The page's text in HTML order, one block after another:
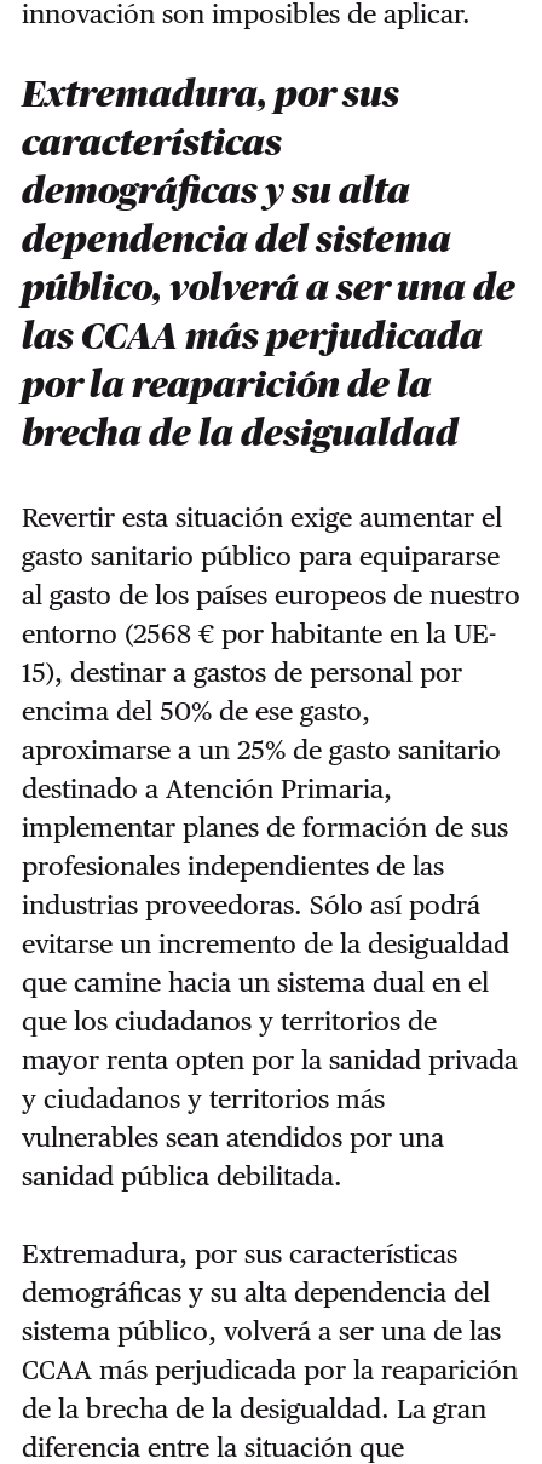
innovación son imposibles de aplicar.
Extremadura, por sus
características
demográficas y su alta
dependencia del sistema
público, volverá a ser una de
las CCAA más perjudicada
por la reaparición de la
brecha de la desigualdad
Revertir esta situación exige aumentar el
gasto sanitario público para equipararse
al gasto de los países europeos de nuestro
entorno (2568 € por habitante en la UE-
15), destinar a gastos de personal por
encima del 50% de ese gasto,
aproximarse a un 25% de gasto sanitario
destinado a Atención Primaria,
implementar planes de formación de sus
profesionales independientes de las
industrias proveedoras. Sólo así podrá
evitarse un incremento de la desigualdad
que camine hacia un sistema dual en el
que los ciudadanos y territorios de
mayor renta opten por la sanidad privada
y ciudadanos y territorios más
vulnerables sean atendidos por una
sanidad pública debilitada.
Extremadura, por sus características
demográficas y su alta dependencia del
sistema público, volverá a ser una de las
CCAA más perjudicada por la reaparición
de la brecha de la desigualdad. La gran
diferencia entre la situación que